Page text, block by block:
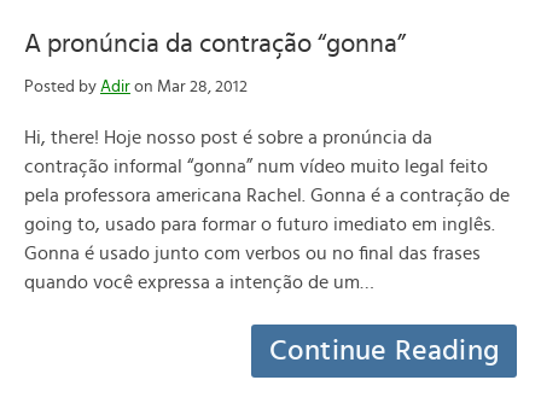
A pronúncia da contração “gonna”
Posted by Adir on Mar 28, 2012
Hi, there! Hoje nosso post é sobre a pronúncia da
contração informal “gonna” num vídeo muito legal feito
pela professora americana Rachel. Gonna é a contração de
going to, usado para formar o futuro imediato em inglês.
Gonna é usado junto com verbos ou no final das frases
quando você expressa a intenção de um…
Continue Reading